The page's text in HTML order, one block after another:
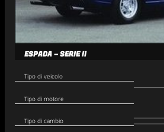
ESPADA – SERIE II
Tipo di veicolo
Tipo di motore
Tipo di cambio